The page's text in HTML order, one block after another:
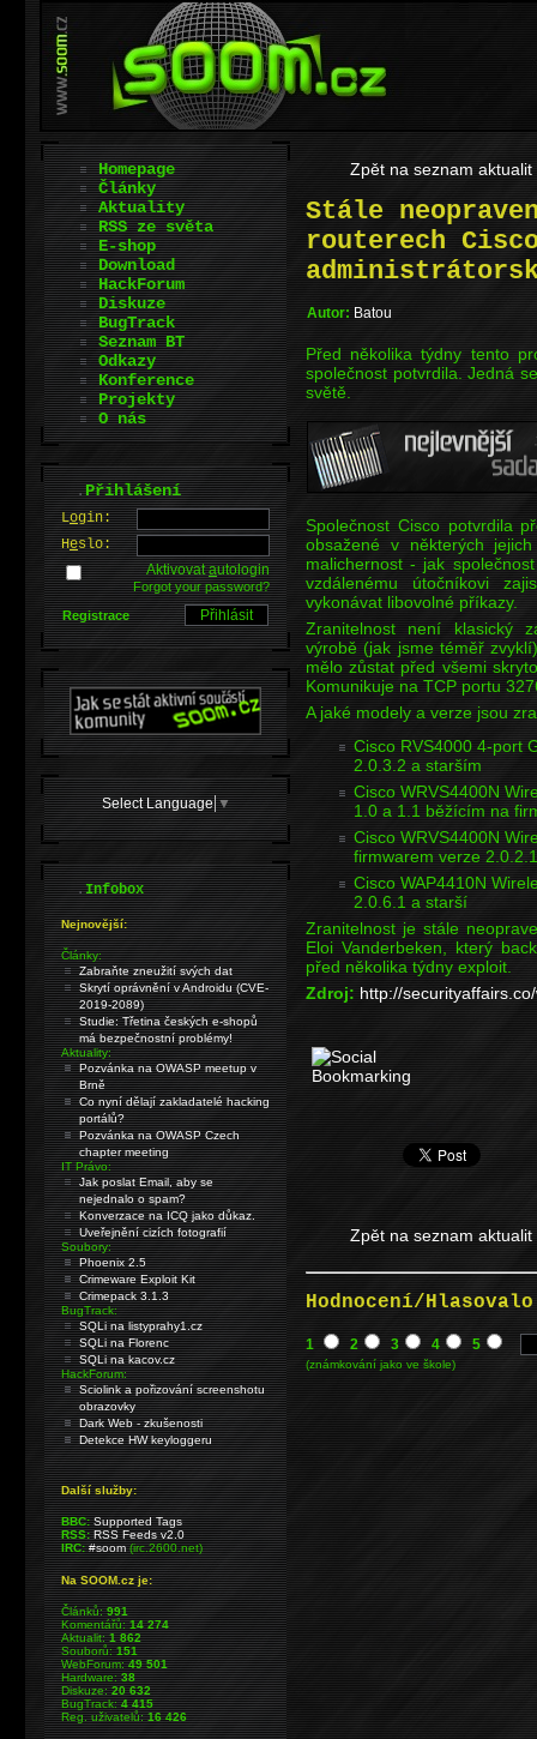
Zpět na seznam aktualit
Stále
routerech
Autor: Batou
Před několika týdny tento
společnost potvrdila. Jedná
světě.
Společnost Cisco potvrdila
obsažené v některých
malichernost - jak
vzdálenému útočníkovi
vykonávat libovolné příkazy.
Zranitelnost není klasický
výrobě (jak jsme téměř
mělo zůstat před všemi
Komunikuje na TCP portu
A jaké modely a verze jsou
Cisco RVS4000 4-port
2.0.3.2 a starším
Cisco WRVS4400N
1.0 a 1.1 běžícím na
Cisco WRVS4400N
firmwarem verze
Cisco WAP4410N
2.0.6.1 a starší
Zranitelnost je stále
Eloi Vanderbeken, který
před několika týdny exploit.
Zdroj: http://
Zpět na seznam aktualit
Hodnocení/
1 2 3 4 5
(známkování jako ve škole)
Homepage
Články
Aktuality
RSS ze světa
E-shop
Download
HackForum
Diskuze
BugTrack
Seznam BT
Odkazy
Konference
Projekty
O nás
.Přihlášení
Login:
Heslo:
Aktivovatautologin
Forgot your password?
Registrace
Select Language ▼
.Infobox
Nejnovější:
Články:
Zabraňte zneužití svých dat
Skrytí oprávnění v Androidu (CVE-
2019-2089)
Studie: Třetina českých e-shopů
má bezpečnostní problémy!
Aktuality:
Pozvánka na OWASP meetup v
Brně
Co nyní dělají zakladatelé hacking
portálů?
Pozvánka na OWASP Czech
chapter meeting
IT Právo:
Jak poslat Email, aby se
nejednalo o spam?
Konverzace na ICQ jako důkaz.
Uveřejnění cizích fotografií
Soubory:
Phoenix 2.5
Crimeware Exploit Kit
Crimepack 3.1.3
BugTrack:
SQLi na listyprahy1.cz
SQLi na Florenc
SQLi na kacov.cz
HackForum:
Sciolink a pořizování screenshotu
obrazovky
Dark Web - zkušenosti
Detekce HW keyloggeru
Další služby:
BBC: Supported Tags
RSS: RSS Feeds v2.0
IRC: #soom(irc.2600.net)
Na SOOM.cz je:
Článků:991
Komentářů:14 274
Aktualit:1 862
Souborů:151
WebForum:49 501
Hardware:38
Diskuze:20 632
BugTrack:4 415
Reg. uživatelů:16 426